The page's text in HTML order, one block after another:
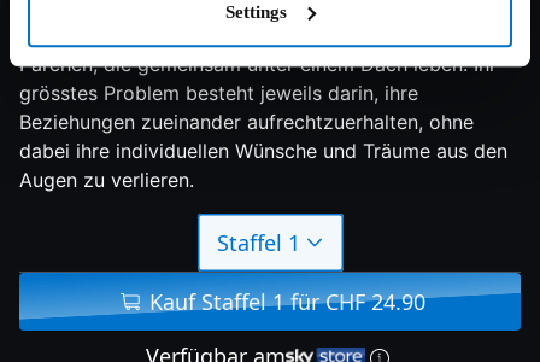
Settings
Pärchen, die gemeinsam unter einem Dach leben. Ihr
grösstes Problem besteht jeweils darin, ihre
Beziehungen zueinander aufrechtzuerhalten, ohne
dabei ihre individuellen Wünsche und Träume aus den
Augen zu verlieren.
Staffel 1
Kauf Staffel 1 für CHF 24.90
Verfügbar am